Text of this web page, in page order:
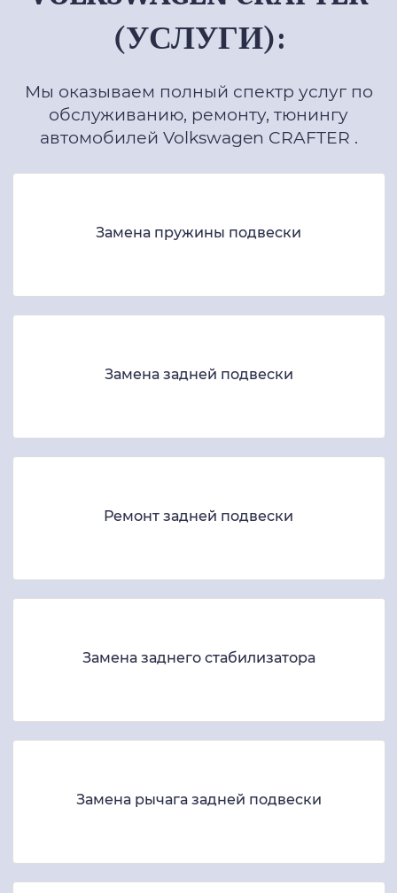
(УСЛУГИ):
Мы оказываем полный спектр услуг по
обслуживанию, ремонту, тюнингу
автомобилей Volkswagen CRAFTER .
Замена пружины подвески
Замена задней подвески
Ремонт задней подвески
Замена заднего стабилизатора
Замена рычага задней подвески